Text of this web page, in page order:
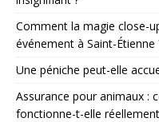
Comment la magie close-
événement à Saint-Étienne
Une péniche peut-elle
Assurance pour animaux :
fonctionne-t-elle